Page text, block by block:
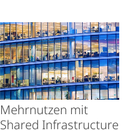
Mehrnutzen mit
Shared Infrastructure